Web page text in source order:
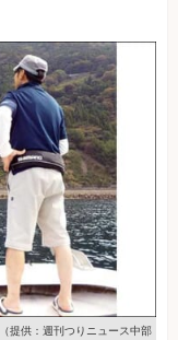
（提供：週刊つりニュース中部